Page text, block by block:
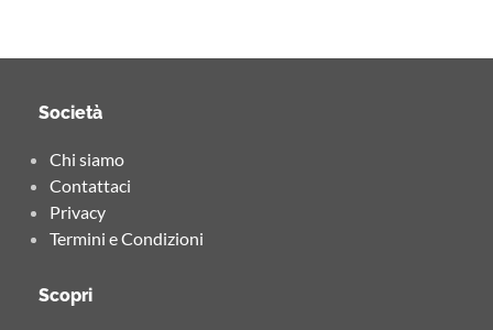
Società
Chi siamo
Contattaci
Privacy
Termini e Condizioni
Scopri